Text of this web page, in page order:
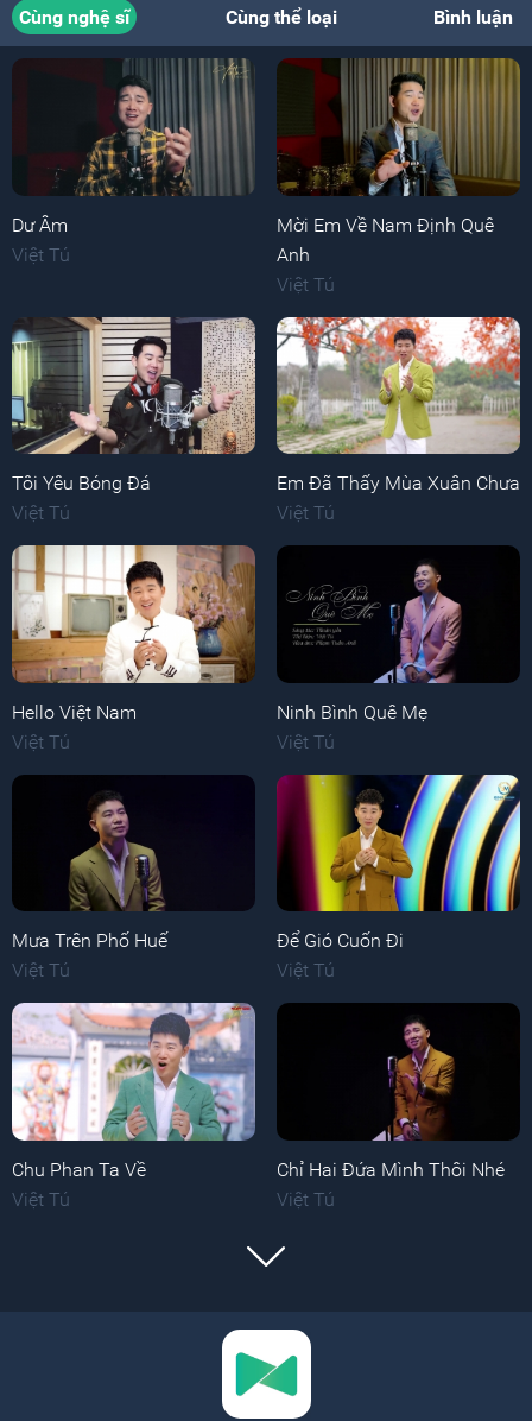
Cùng nghệ sĩ Cùng thể loại Bình luận
Dư Âm
Việt Tú
Mời Em Về Nam Định Quê
Anh
Việt Tú
Tôi Yêu Bóng Đá
Việt Tú
Em Đã Thấy Mùa Xuân Chưa
Việt Tú
Hello Việt Nam
Việt Tú
Ninh Bình Quê Mẹ
Việt Tú
Mưa Trên Phố Huế
Việt Tú
Để Gió Cuốn Đi
Việt Tú
Chu Phan Ta Về
Việt Tú
Chỉ Hai Đứa Mình Thôi Nhé
Việt Tú